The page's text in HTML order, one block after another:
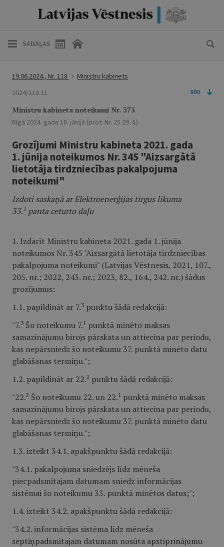
SADAĻAS
19.06.2024., Nr. 118
Ministru kabinets
2024/118.11
RĪKI
Ministru kabineta noteikumi Nr. 373
Rīgā 2024. gada 18. jūnijā (prot. Nr. 25 29. §)
Grozījumi Ministru kabineta 2021. gada
1. jūnija noteikumos Nr. 345 "Aizsargātā
lietotāja tirdzniecības pakalpojuma
noteikumi"
Izdoti saskaņā ar Elektroenerģijas tirgus likuma
33. 1 panta ceturto daļu
1. Izdarīt Ministru kabineta 2021. gada 1. jūnija
noteikumos Nr. 345 "Aizsargātā lietotāja tirdzniecības
pakalpojuma noteikumi" (Latvijas Vēstnesis, 2021, 107.,
205. nr.; 2022, 243. nr.; 2023, 82., 164., 242. nr.) šādus
grozījumus:
1.1. papildināt ar 7.3 punktu šādā redakcijā:
"7.3 Šo noteikumu 7. 1 punktā minēto maksas
samazinājumu birojs pārskata un attiecina par periodu,
kas nepārsniedz šo noteikumu 37. punktā minēto datu
glabāšanas termiņu.";
1.2. papildināt ar 22.2 punktu šādā redakcijā:
"22.2 Šo noteikumu 22. un 22. 1 punktā minēto maksas
samazinājumu birojs pārskata un attiecina par periodu,
kas nepārsniedz šo noteikumu 37. punktā minēto datu
glabāšanas termiņu.";
1.3. izteikt 34.1. apakšpunktu šādā redakcijā:
"34.1. pakalpojuma sniedzējs līdz mēneša
piecpadsmitajam datumam sniedz informācijas
sistēmai šo noteikumu 33. punktā minētos datus;";
1.4. izteikt 34.2. apakšpunktu šādā redakcijā:
"34.2. informācijas sistēma līdz mēneša
septiņpadsmitajam datumam nosūta apstiprinājumu